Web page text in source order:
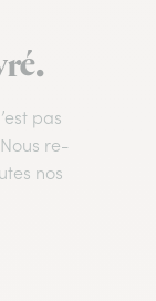
pas
re-
nos